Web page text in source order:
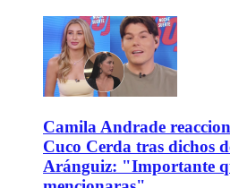
Camila Andrade
Cuco Cerda tras dichos
Aránguiz: "Importante